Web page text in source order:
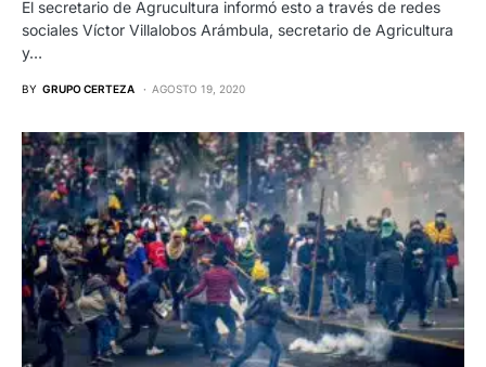
El secretario de Agrucultura informó esto a través de redes
sociales Víctor Villalobos Arámbula, secretario de Agricultura
y…
BY GRUPO CERTEZA AGOSTO 19, 2020